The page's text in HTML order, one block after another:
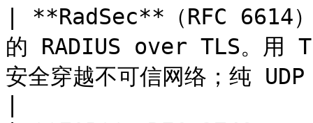
| **RadSec**（RFC
的 RADIUS over TLS。用
安全穿越不可信网络；纯